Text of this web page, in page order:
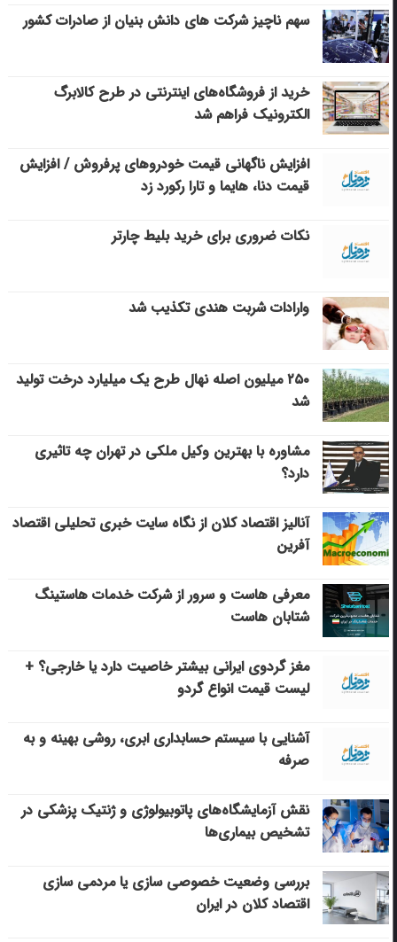
سهم ناچیز شرکت های دانش بنیان از صادرات کشور
خرید از فروشگاه‌های اینترنتی در طرح کالابرگ
الکترونیک فراهم شد
افزایش ناگهانی قیمت خودروهای پرفروش / افزایش
قیمت دنا، هایما و تارا رکورد زد
نکات ضروری برای خرید بلیط چارتر
وارادات شربت هندی تکذیب شد
۲۵۰ میلیون اصله نهال طرح یک میلیارد درخت تولید
شد
مشاوره با بهترین وکیل ملکی در تهران چه تاثیری
دارد؟
آنالیز اقتصاد کلان از نگاه سایت خبری تحلیلی اقتصاد
آفرین
معرفی هاست و سرور از شرکت خدمات هاستینگ
شتابان هاست
مغز گردوی ایرانی بیشتر خاصیت دارد یا خارجی؟ +
لیست قیمت انواع گردو
آشنایی با سیستم حسابداری ابری، روشی بهینه و به
صرفه
نقش آزمایشگاه‌های پاتوبیولوژی و ژنتیک پزشکی در
تشخیص بیماری‌ها
بررسی وضعیت خصوصی سازی یا مردمی سازی
اقتصاد کلان در ایران